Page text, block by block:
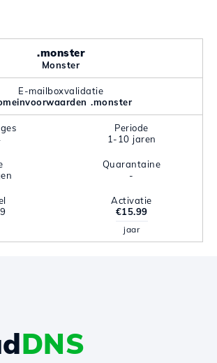
.monster
Monster
E-mailboxvalidatie
.monster
Periode
1-10 jaren
Quarantaine
-
Activatie
€15.99
jaar
DNS